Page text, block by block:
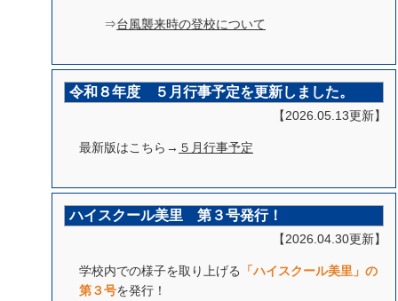
⇒台風襲来時の登校について
令和８年度 ５月行事予定を更新しました。
【2026.05.13更新】
最新版はこちら→ ５月行事予定
ハイスクール美里 第３号発行！
【2026.04.30更新】
学校内での様子を取り上げる
「ハイスクール美里」の
第３号を発行！